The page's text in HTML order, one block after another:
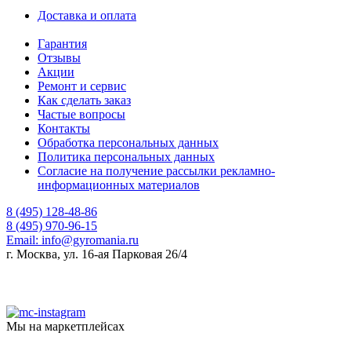
Доставка и оплата
Гарантия
Отзывы
Акции
Ремонт и сервис
Как сделать заказ
Частые вопросы
Контакты
Обработка персональных данных
Политика персональных данных
Согласие на получение рассылки рекламно-
информационных материалов
8 (495) 128-48-86
8 (495) 970-96-15
Email: info@gyromania.ru
г. Москва, ул. 16-ая Парковая 26/4
Мы на маркетплейсах